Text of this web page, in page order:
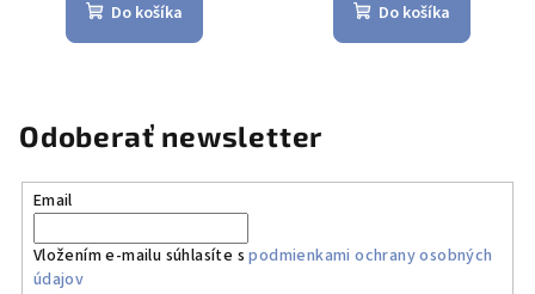
Do košíka Do košíka
Odoberať newsletter
Email
Vložením e-mailu súhlasíte spodmienkami ochrany osobných
údajov